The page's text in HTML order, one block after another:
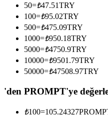
Kopya Tüccarı Olun
Kâr paylaşımı ve kopya
50=₺47.51TRY
100=₺95.02TRY
500=₺475.09TRY
1000=₺950.18TRY
5000=₺4750.9TRY
10000=₺9501.79TRY
50000=₺47508.97TRY
'den PROMPT'ye
₺100=105.24327